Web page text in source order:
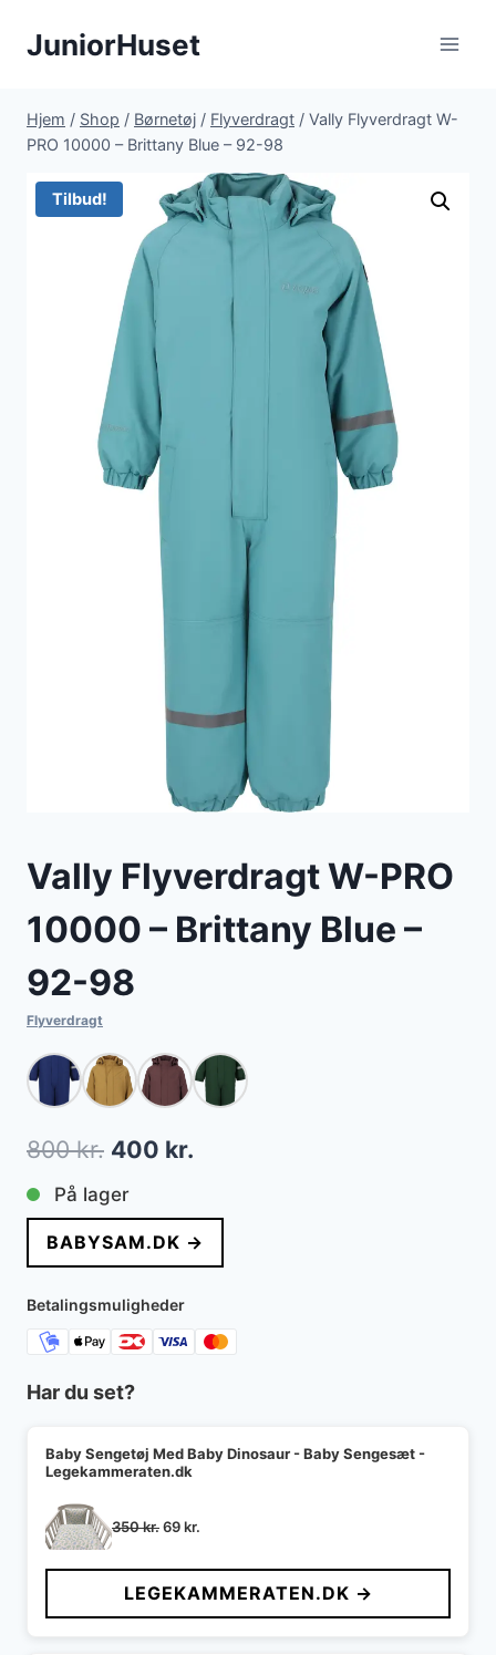
JuniorHuset
Hjem / Shop / Børnetøj / Flyverdragt / Vally Flyverdragt W-
PRO 10000 – Brittany Blue – 92-98
Tilbud!
Vally Flyverdragt W-PRO
10000 – Brittany Blue –
92-98
Flyverdragt
800kr. Den
oprindelige
pris
var:
800 kr..
400 kr.
pris
er:
På lager
BABYSAM.DK →
Betalingsmuligheder
Har du set?
Baby Sengetøj Med Baby Dinosaur - Baby Sengesæt -
Legekammeraten.dk
350kr.Den
pris
var:
350 kr..
69kr.
pris
er:
69 kr..
LEGEKAMMERATEN.DK →